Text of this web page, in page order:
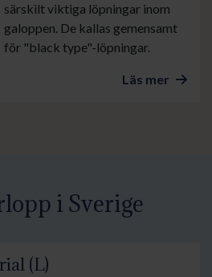
särskilt viktiga löpningar inom
galoppen. De kallas gemensamt
för "black type"-löpningar.
Läs mer
i Sverige
(L)